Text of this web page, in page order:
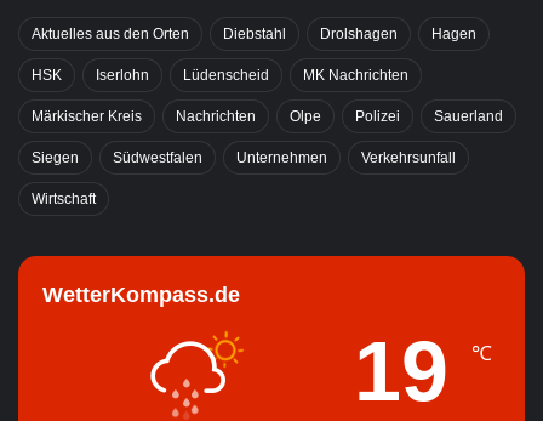
Aktuelles aus den Orten Diebstahl Drolshagen Hagen
HSK Iserlohn Lüdenscheid MK Nachrichten
Märkischer Kreis Nachrichten Olpe Polizei Sauerland
Siegen Südwestfalen Unternehmen Verkehrsunfall
Wirtschaft
WetterKompass.de
19 ℃